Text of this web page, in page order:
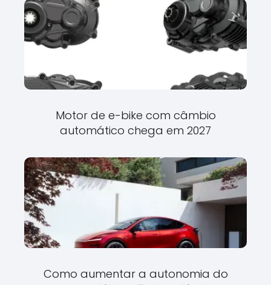
Motor de e-bike com câmbio
automático chega em 2027
Como aumentar a autonomia do